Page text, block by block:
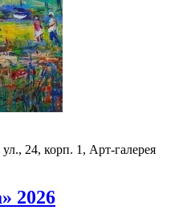
24, корп. 1, Арт-галерея
2026